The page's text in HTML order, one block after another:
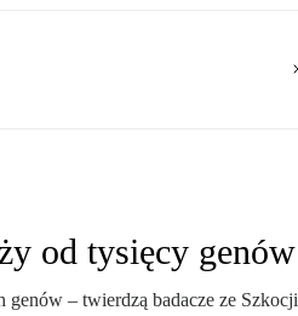
od tysięcy genów
– twierdzą badacze ze Szkocji